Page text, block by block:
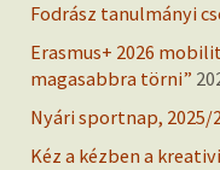
Fodrász tanulmányi
Erasmus+ 2026
magasabbra törni”
Nyári sportnap, 2025/
Kéz a kézben a